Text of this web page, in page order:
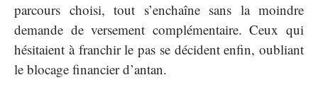
parcours choisi, tout s’enchaîne sans la moindre
demande de versement complémentaire. Ceux qui
hésitaient à franchir le pas se décident enfin, oubliant
le blocage financier d’antan.